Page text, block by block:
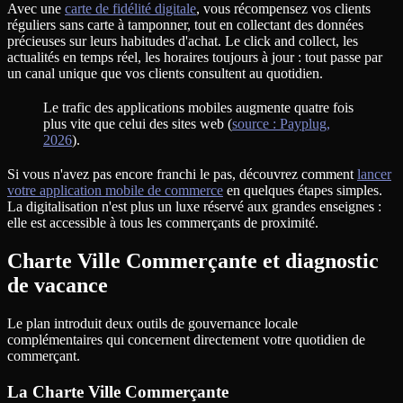
Avec une carte de fidélité digitale, vous récompensez vos clients
réguliers sans carte à tamponner, tout en collectant des données
précieuses sur leurs habitudes d'achat. Le click and collect, les
actualités en temps réel, les horaires toujours à jour : tout passe par
un canal unique que vos clients consultent au quotidien.
Le trafic des applications mobiles augmente quatre fois
plus vite que celui des sites web (source : Payplug,
2026).
Si vous n'avez pas encore franchi le pas, découvrez comment lancer
votre application mobile de commerce en quelques étapes simples.
La digitalisation n'est plus un luxe réservé aux grandes enseignes :
elle est accessible à tous les commerçants de proximité.
Charte Ville Commerçante et diagnostic
de vacance
Le plan introduit deux outils de gouvernance locale
complémentaires qui concernent directement votre quotidien de
commerçant.
La Charte Ville Commerçante